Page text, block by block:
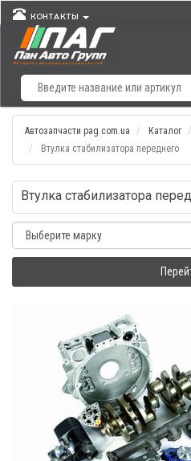
КОНТАКТЫ
Автозапчасти pag.com.ua Каталог
Втулка стабилизатора переднего
Втулка стабилизатора